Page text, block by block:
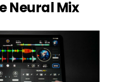
Neural Mix